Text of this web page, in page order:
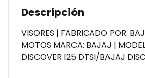
Descripción
VISORES | FABRICADO POR:
MOTOS MARCA: BAJAJ |
DISCOVER 125 DTSI/BAJAJ